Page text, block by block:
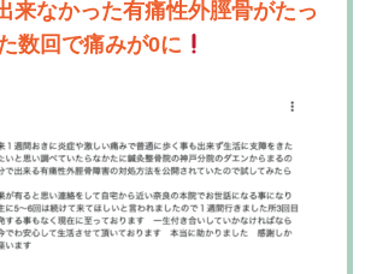
来なかった有痛性外脛骨がたっ
数回で痛みが0に